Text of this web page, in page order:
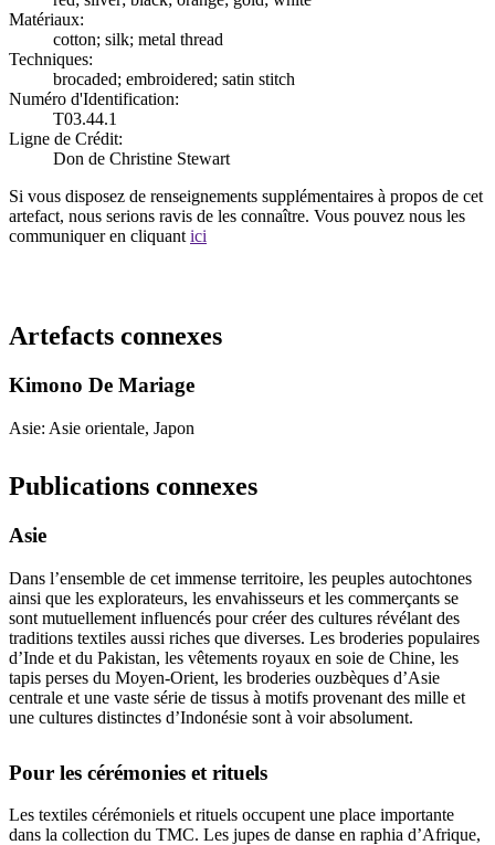
Matériaux:
cotton; silk; metal thread
Techniques:
brocaded; embroidered; satin stitch
Numéro d'Identification:
T03.44.1
Ligne de Crédit:
Don de Christine Stewart
Si vous disposez de renseignements supplémentaires à propos de cet
artefact, nous serions ravis de les connaître. Vous pouvez nous les
communiquer en cliquant ici
Artefacts connexes
Kimono De Mariage
Asie: Asie orientale, Japon
Publications connexes
Asie
Dans l’ensemble de cet immense territoire, les peuples autochtones
ainsi que les explorateurs, les envahisseurs et les commerçants se
sont mutuellement influencés pour créer des cultures révélant des
traditions textiles aussi riches que diverses. Les broderies populaires
d’Inde et du Pakistan, les vêtements royaux en soie de Chine, les
tapis perses du Moyen-Orient, les broderies ouzbèques d’Asie
centrale et une vaste série de tissus à motifs provenant des mille et
une cultures distinctes d’Indonésie sont à voir absolument.
Pour les cérémonies et rituels
Les textiles cérémoniels et rituels occupent une place importante
dans la collection du TMC. Les jupes de danse en raphia d’Afrique,